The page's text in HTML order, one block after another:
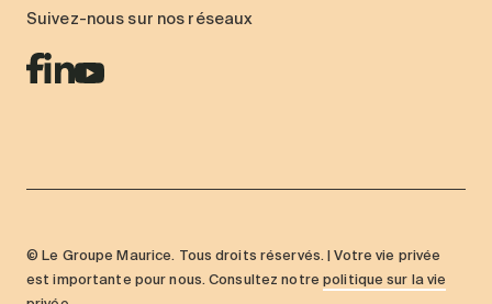
Suivez-nous sur nos réseaux
© Le Groupe Maurice. Tous droits réservés. | Votre vie privée
est importante pour nous. Consultez notrepolitique sur la vie